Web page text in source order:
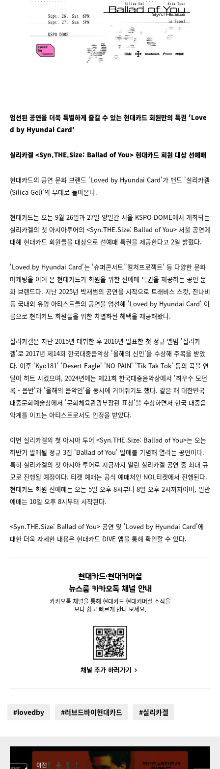
엄선된 공연을 더욱 특별하게 즐길 수 있는 현대카드 회원만의 특권 'Love
d by Hyundai Card'
실리카겔 <Syn.THE.Size: Ballad of You> 현대카드 회원 대상 선예매
현대카드의 공연 문화 브랜드 'Loved by Hyundai Card'가 밴드 '실리카겔
(Silica Gel)'의 무대로 돌아온다.
현대카드는 오는 9월 26일과 27일 양일간 서울 KSPO DOME에서 개최되는
실리카겔의 첫 아시아투어의 <Syn.THE.Size: Ballad of You> 서울 공연에
대해 현대카드 회원들을 대상으로 선예매 특권을 제공한다고 2일 밝혔다.
'Loved by Hyundai Card'는 '슈퍼콘서트''컬처프로젝트' 등 다양한 문화
마케팅을 이어 온 현대카드가 회원을 위한 선예매 특권을 제공하는 공연 문
화 브랜드다. 지난 2025년 박재범의 공연을 시작으로 트래비스 스캇, 잔나비
등 국내외 유명 아티스트들의 공연을 엄선해 'Loved by Hyundai Card' 이
름으로 현대카드 회원들을 위한 차별화된 헤택을 제공해왔다.
실리카겔은 지난 2015년 데뷔한 후 2016년 발표한 첫 정규 앨범 '실리카
겔'로 2017년 제14회 한국대중음악상 '올해의 신인'을 수상해 주목을 받았
다. 이후 'Kyo181' 'Desert Eagle' 'NO PAIN' 'Tik Tak Tok' 등의 곡을 연
달아 히트 시켰으며, 2024년에는 제21회 한국대중음악상에서 '최우수 모던
록 - 음반'과 '올해의 음악인'을 동시에 거머쥐기도 했다. 같은 해 대한민국
대중문화예술상에서 '문화체육관광부장관 표창'을 수상하면서 한국 대중음
악계를 이끄는 아티스트로서도 인정을 받았다.
이번 실리카겔의 첫 아시아 투어 <Syn.THE.Size: Ballad of You>는 오는
하반기 발매될 정규 3집 'Ballad of You' 발매를 기념해 열리는 공연이다.
특히 실리카겔의 첫 아시아 투어로 지금까지 열린 실리카겔 공연 중 최대 규
모로 진행될 예정이다. 티켓 예매는 공식 예매처인 NOL티켓에서 진행된다.
현대카드 회원 선예매는 오는 5일 오후 8시부터 8일 오후 2시까지이며, 일반
예매는 10일 오후 8시부터 시작된다.
<Syn.THE.Size: Ballad of You> 공연 및 'Loved by Hyundai Card'에
대한 더욱 자세한 내용은 현대카드 DIVE 앱을 통해 확인할 수 있다.
현대카드∙현대커머셜
뉴스룸 카카오톡 채널 안내
카카오톡 채널을 통해 현대카드∙현대커머셜 소식을
보다 쉽고 빠르게 만나 보세요.
채널 추가 하러가기
#lovedby #러브드바이현대카드 #실리카겔
이전